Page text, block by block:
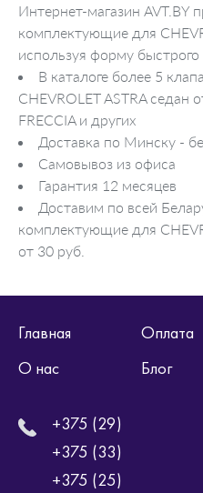
Интернет-магазин AVT.BY
комплектующие для
используя форму быстрого
В каталоге более 5
CHEVROLET ASTRA седан
FRECCIA и других
Доставка по Минску -
Самовывоз из офиса
Гарантия 12 месяцев
Доставим по всей
комплектующие для
от 30 руб.
Главная Оплата
О нас
Блог
+375 (29)
+375 (33)
+375 (25)